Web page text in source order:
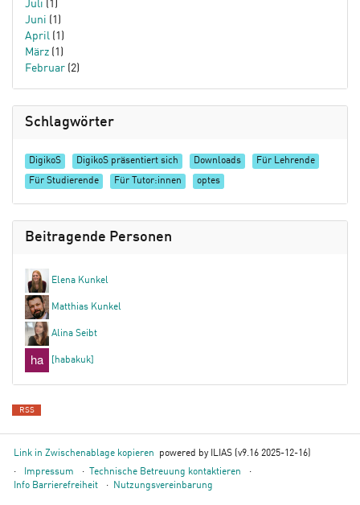
Juli (1)
Juni (1)
April (1)
März (1)
Februar (2)
Schlagwörter
DigikoS DigikoS präsentiert sich Downloads Für Lehrende
Für Studierende Für Tutor:innen optes
Beitragende Personen
Elena Kunkel
Matthias Kunkel
Alina Seibt
[habakuk]
RSS
Link in Zwischenablage kopieren
powered by ILIAS (v9.16 2025-12-16)
Impressum
Technische Betreuung kontaktieren
Info Barrierefreiheit
Nutzungsvereinbarung